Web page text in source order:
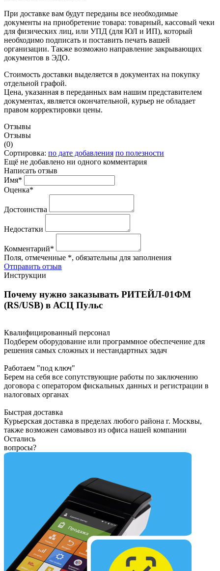
При доставке вам будут переданы все необходимые
документы на приобретение товара: товарный, кассовый чеки
для физических лиц, или УПД (для ЮЛ и ИП), который
необходимо подписать и поставить печать вашей
организации. Также возможно направление закрывающих
документов в ЭДО.
Стоимость доставки выделяется в документах на покупку
отдельной графой.
Цена, указанная в переданных вам нашим представителем
документах, является окончательной, курьер не обладает
правом корректировки цены.
Отзывы
Отзывы
(0)
Сортировка: по дате добавления по полезности
Ещё не добавлено ни одного комментария
Написать отзыв
Имя*
Оценка*
Достоинства
Недостатки
Комментарий*
Поля, отмеченные *, обязательны для заполнения
Отправить отзыв
Инструкции
Почему нужно заказывать РИТЕЙЛ-01ФМ
(RS/USB) в АСЦ Пульс
Квалифицированный персонал
Подберем оборудование или программное обеспечение для
решения самых сложных и нестандартных задач
Работаем "под ключ"
Берем на себя все сопутствующие работы по заключению
договора с оператором фискальных данных и регистрации в
налоговых органах
Быстрая доставка
Курьерская доставка в пределах любого района г. Москвы,
также возможен самовывоз из офиса нашей компании
Остались
вопросы?